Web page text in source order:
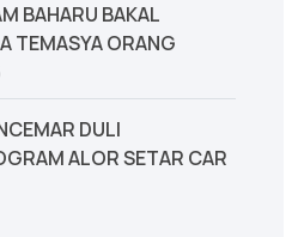
BAHARU BAKAL
TEMASYA ORANG
DULI
ALOR SETAR CAR